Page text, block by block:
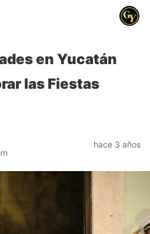
en Yucatán
las Fiestas
hace 3 años